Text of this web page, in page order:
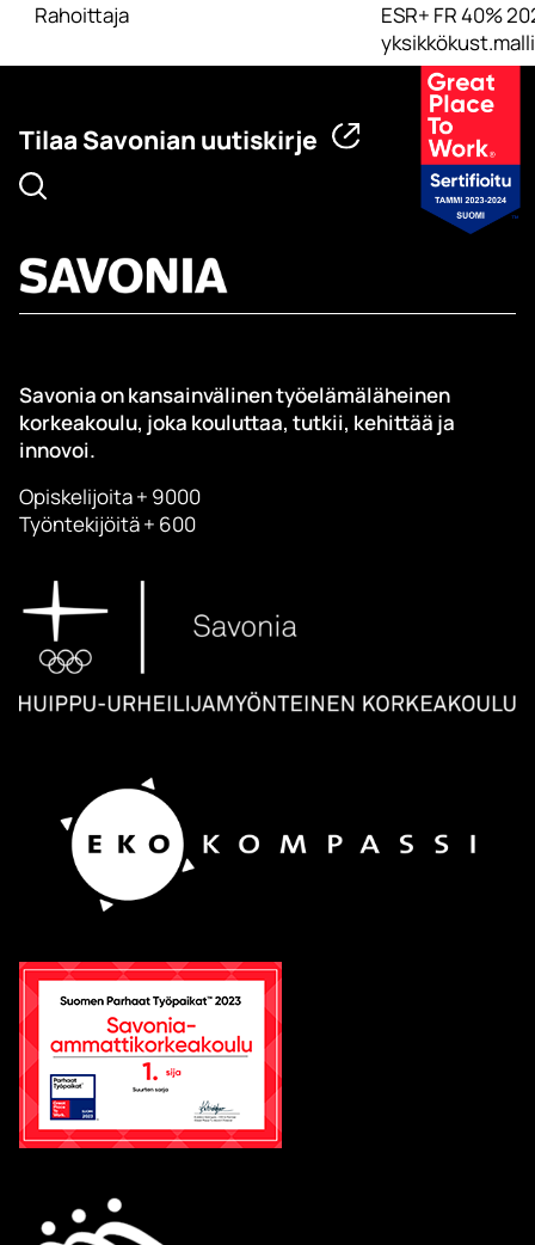
Rahoittaja
ESR+ FR 40%
yksikkökust.malli
Tilaa Savonian uutiskirje
Savonia on kansainvälinen työelämäläheinen
korkeakoulu, joka kouluttaa, tutkii, kehittää ja
innovoi.
Opiskelijoita + 9000
Työntekijöitä + 600